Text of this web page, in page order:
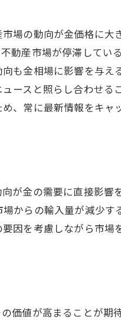
場の動向が金価格に大
動産市場が停滞してい
も金相場に影響を与え
ースと照らし合わせる
、常に最新情報をキャ
が金の需要に直接影響を
からの輸入量が減少す
因を考慮しながら市場
価値が高まることが期待